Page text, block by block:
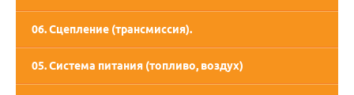
06. Сцепление (трансмиссия).
05. Система питания (топливо, воздух)